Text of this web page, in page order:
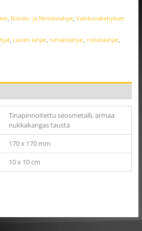
, Ristiäis- ja Nimiäislahjat, Valokuvakehykset
, Lasten lahjat, nimiäislahjat, ristiäislahjat,
Tinapinnoitettu seosmetalli, armaa
nukkakangas tausta
170 x 170 mm
10 x 10 cm